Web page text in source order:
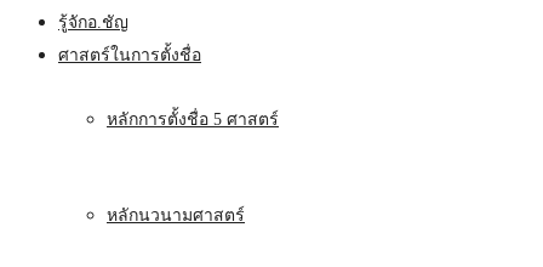
รู้จักอ.ชัญ
ศาสตร์ในการตั้งชื่อ
หลักการตั้งชื่อ 5 ศาสตร์
หลักนวนามศาสตร์